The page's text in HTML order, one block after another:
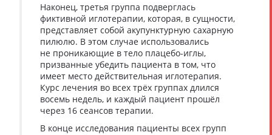
Наконец, третья группа подверглась
фиктивной иглотерапии, которая, в сущности,
представляет собой акупунктурную сахарную
пилюлю. В этом случае использовались
не проникающие в тело плацебо-иглы,
призванные убедить пациента в том, что
имеет место действительная иглотерапия.
Курс лечения во всех трёх группах длился
восемь недель, и каждый пациент прошёл
через 16 сеансов терапии.
В конце исследования пациенты всех групп